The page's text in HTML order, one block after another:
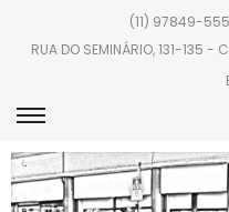
(11) 97849-
RUA DO SEMINÁRIO, 131-135 -